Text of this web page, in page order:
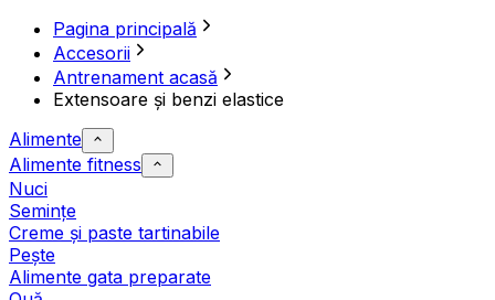
Pagina principală
Accesorii
Antrenament acasă
Extensoare și benzi elastice
Alimente
Alimente fitness
Nuci
Semințe
Creme și paste tartinabile
Pește
Alimente gata preparate